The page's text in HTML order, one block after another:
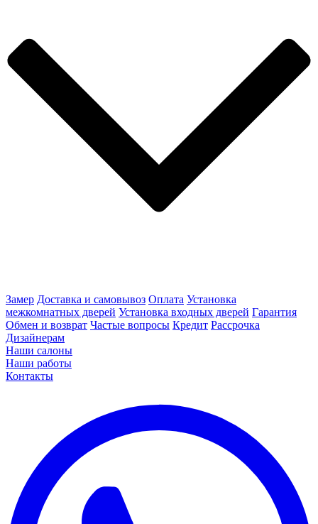
Замер Доставка и самовывоз Оплата Установка
межкомнатных дверей Установка входных дверей Гарантия
Обмен и возврат Частые вопросы Кредит Рассрочка
Дизайнерам
Наши салоны
Наши работы
Контакты